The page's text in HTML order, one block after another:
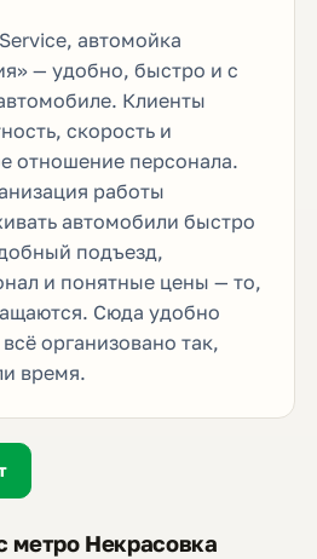
автомойка
— удобно, быстро и с
Клиенты
скорость и
отношение персонала.
работы
автомобили быстро
подъезд,
и понятные цены — то,
Сюда удобно
организовано так,
время.
метро Некрасовка